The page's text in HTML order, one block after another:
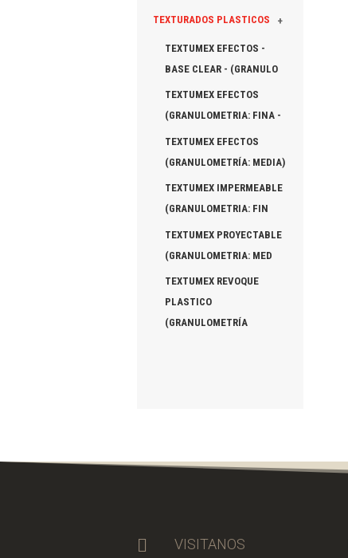
+
TEXTURADOS PLASTICOS
TEXTUMEX EFECTOS -
BASE CLEAR - (GRANULO
TEXTUMEX EFECTOS
(GRANULOMETRIA: FINA -
TEXTUMEX EFECTOS
(GRANULOMETRÍA: MEDIA)
TEXTUMEX IMPERMEABLE
(GRANULOMETRIA: FIN
TEXTUMEX PROYECTABLE
(GRANULOMETRIA: MED
TEXTUMEX REVOQUE
PLASTICO
(GRANULOMETRÍA
 VISITANOS